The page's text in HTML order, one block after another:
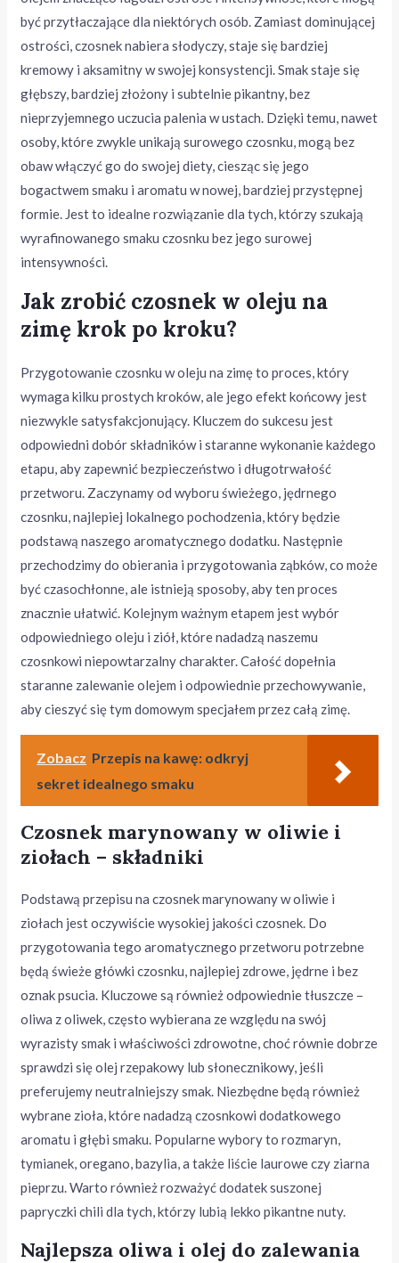
być przytłaczające dla niektórych osób. Zamiast dominującej
ostrości, czosnek nabiera słodyczy, staje się bardziej
kremowy i aksamitny w swojej konsystencji. Smak staje się
głębszy, bardziej złożony i subtelnie pikantny, bez
nieprzyjemnego uczucia palenia w ustach. Dzięki temu, nawet
osoby, które zwykle unikają surowego czosnku, mogą bez
obaw włączyć go do swojej diety, ciesząc się jego
bogactwem smaku i aromatu w nowej, bardziej przystępnej
formie. Jest to idealne rozwiązanie dla tych, którzy szukają
wyrafinowanego smaku czosnku bez jego surowej
intensywności.
Jak zrobić czosnek w oleju na
zimę krok po kroku?
Przygotowanie czosnku w oleju na zimę to proces, który
wymaga kilku prostych kroków, ale jego efekt końcowy jest
niezwykle satysfakcjonujący. Kluczem do sukcesu jest
odpowiedni dobór składników i staranne wykonanie każdego
etapu, aby zapewnić bezpieczeństwo i długotrwałość
przetworu. Zaczynamy od wyboru świeżego, jędrnego
czosnku, najlepiej lokalnego pochodzenia, który będzie
podstawą naszego aromatycznego dodatku. Następnie
przechodzimy do obierania i przygotowania ząbków, co może
być czasochłonne, ale istnieją sposoby, aby ten proces
znacznie ułatwić. Kolejnym ważnym etapem jest wybór
odpowiedniego oleju i ziół, które nadadzą naszemu
czosnkowi niepowtarzalny charakter. Całość dopełnia
staranne zalewanie olejem i odpowiednie przechowywanie,
aby cieszyć się tym domowym specjałem przez całą zimę.
Zobacz Przepis na kawę: odkryj
sekret idealnego smaku
Czosnek marynowany w oliwie i
ziołach – składniki
Podstawą przepisu na czosnek marynowany w oliwie i
ziołach jest oczywiście wysokiej jakości czosnek. Do
przygotowania tego aromatycznego przetworu potrzebne
będą świeże główki czosnku, najlepiej zdrowe, jędrne i bez
oznak psucia. Kluczowe są również odpowiednie tłuszcze –
oliwa z oliwek, często wybierana ze względu na swój
wyrazisty smak i właściwości zdrowotne, choć równie dobrze
sprawdzi się olej rzepakowy lub słonecznikowy, jeśli
preferujemy neutralniejszy smak. Niezbędne będą również
wybrane zioła, które nadadzą czosnkowi dodatkowego
aromatu i głębi smaku. Popularne wybory to rozmaryn,
tymianek, oregano, bazylia, a także liście laurowe czy ziarna
pieprzu. Warto również rozważyć dodatek suszonej
papryczki chili dla tych, którzy lubią lekko pikantne nuty.
Najlepsza oliwa i olej do zalewania